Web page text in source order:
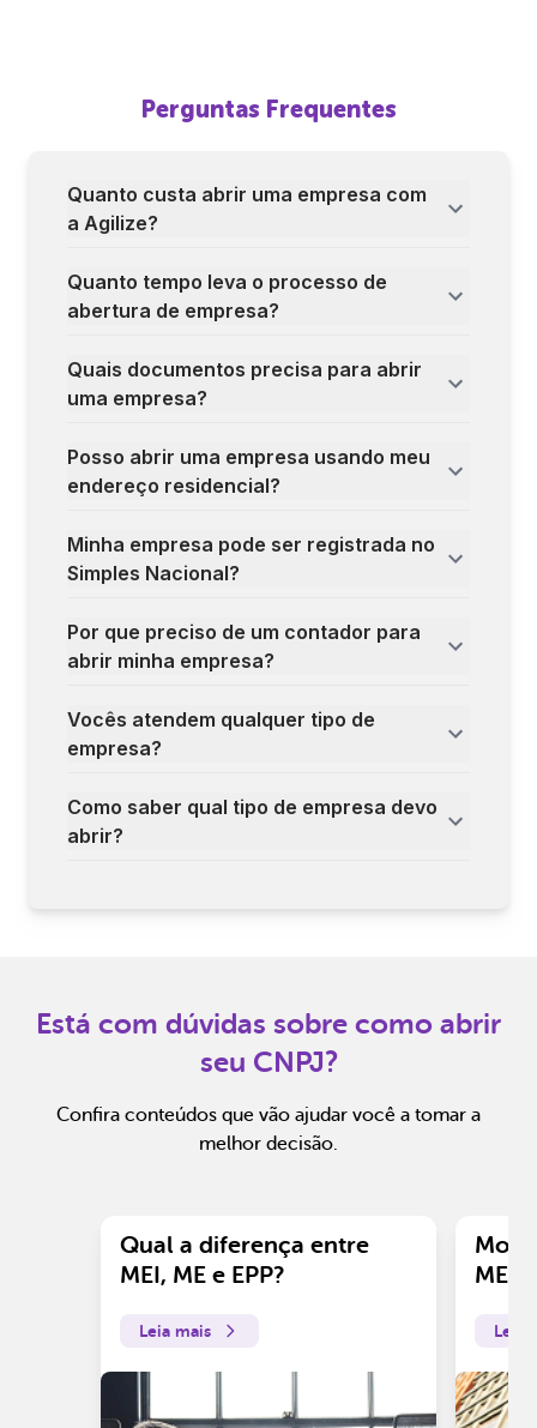
Perguntas Frequentes
Quanto custa abrir uma empresa com
a Agilize?
Quanto tempo leva o processo de
abertura de empresa?
Quais documentos precisa para abrir
uma empresa?
Posso abrir uma empresa usando meu
endereço residencial?
Minha empresa pode ser registrada no
Simples Nacional?
Por que preciso de um contador para
abrir minha empresa?
Vocês atendem qualquer tipo de
empresa?
Como saber qual tipo de empresa devo
abrir?
Está com dúvidas sobre como abrir
seu CNPJ?
Confira conteúdos que vão ajudar você a tomar a
melhor decisão.
Qual a diferença entre
MEI, ME e EPP?
Leia mais
ME?
Leia